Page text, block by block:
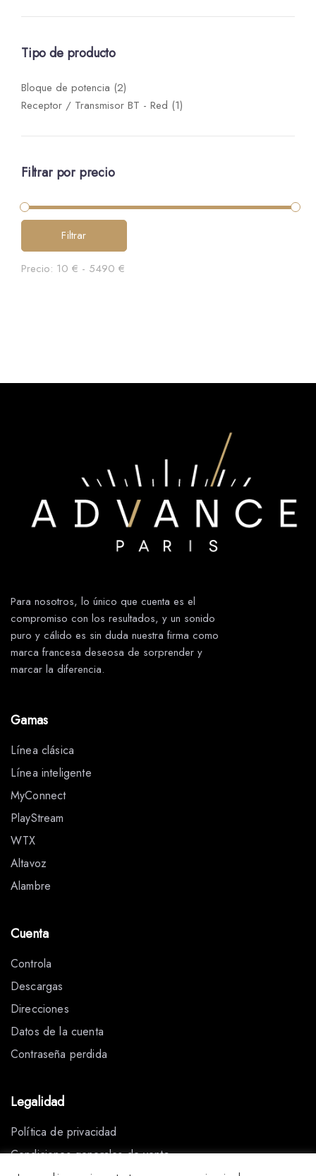
Tipo de producto
Bloque de potencia (2)
Receptor / Transmisor BT - Red (1)
Filtrar por precio
Filtrar
Precio: 10 € - 5490 €
Para nosotros, lo único que cuenta es el
compromiso con los resultados, y un sonido
puro y cálido es sin duda nuestra firma como
marca francesa deseosa de sorprender y
marcar la diferencia.
Gamas
Línea clásica
Línea inteligente
MyConnect
PlayStream
WTX
Altavoz
Alambre
Cuenta
Controla
Descargas
Direcciones
Datos de la cuenta
Contraseña perdida
Legalidad
Política de privacidad
Condiciones generales de venta